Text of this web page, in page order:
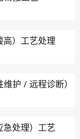
）工艺处理
护 / 远程诊断）
处理）工艺